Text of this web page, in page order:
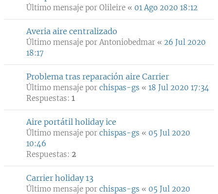
Último mensaje por Olileire « 01 Ago 2020 18:12
Averia aire centralizado
Último mensaje por Antoniobedmar « 26 Jul 2020
18:17
Problema tras reparación aire Carrier
Último mensaje por chispas-gs « 18 Jul 2020 17:34
Respuestas: 1
Aire portátil holiday ice
Último mensaje por chispas-gs « 05 Jul 2020
10:46
Respuestas: 2
Carrier holiday 13
Último mensaje por chispas-gs « 05 Jul 2020